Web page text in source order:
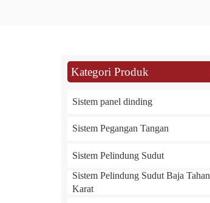
Kategori Produk
Sistem panel dinding
Sistem Pegangan Tangan
Sistem Pelindung Sudut
Sistem Pelindung Sudut Baja Tahan
Karat